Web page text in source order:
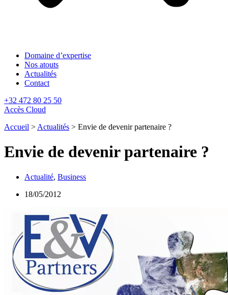
Domaine d’expertise
Nos atouts
Actualités
Contact
+32 472 80 25 50
Accès Cloud
Accueil > Actualités > Envie de devenir partenaire ?
Envie de devenir partenaire ?
Actualité, Business
18/05/2012